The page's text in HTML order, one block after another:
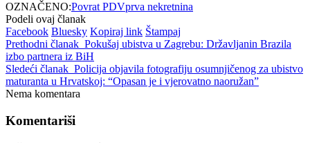
OZNAČENO:Povrat PDVprva nekretnina
Podeli ovaj članak
Facebook Bluesky Kopiraj link Štampaj
Prethodni članak Pokušaj ubistva u Zagrebu: Državljanin Brazila
izbo partnera iz BiH
Sledeći članak Policija objavila fotografiju osumnjičenog za ubistvo
maturanta u Hrvatskoj: “Opasan je i vjerovatno naoružan”
Nema komentara
Komentariši